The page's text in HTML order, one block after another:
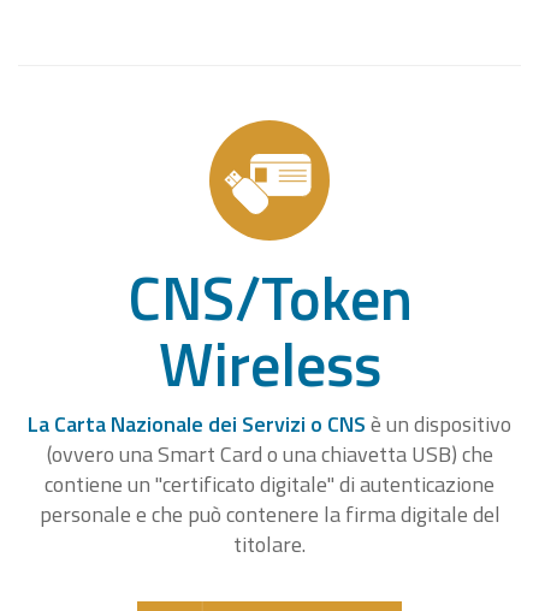
CNS/Token
Wireless
La Carta Nazionale dei Servizi o CNSè un dispositivo
(ovvero una Smart Card o una chiavetta USB) che
contiene un "certificato digitale" di autenticazione
personale e che può contenere la firma digitale del
titolare.